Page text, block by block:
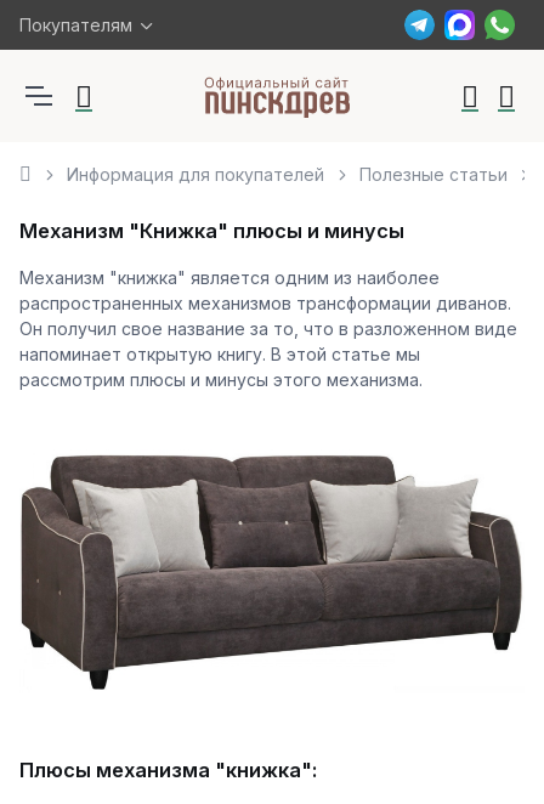
Покупателям
Информация для покупателей Полезные статьи
Механизм "Книжка" плюсы и минусы
Механизм "книжка" является одним из наиболее
распространенных механизмов трансформации диванов.
Он получил свое название за то, что в разложенном виде
напоминает открытую книгу. В этой статье мы
рассмотрим плюсы и минусы этого механизма.
Плюсы механизма "книжка":